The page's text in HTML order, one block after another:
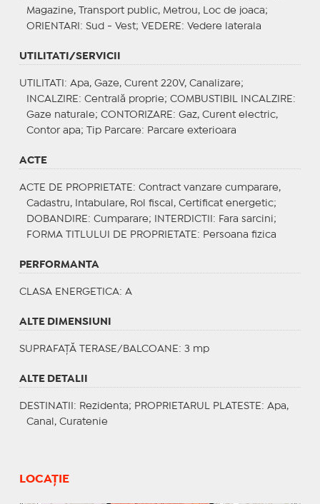
Magazine, Transport public, Metrou, Loc de joaca;
ORIENTARI : Sud - Vest; VEDERE : Vedere laterala
UTILITATI/SERVICII
UTILITATI : Apa, Gaze, Curent 220V, Canalizare;
INCALZIRE : Centrală proprie; COMBUSTIBIL INCALZIRE :
Gaze naturale; CONTORIZARE : Gaz, Curent electric,
Contor apa;
Tip Parcare: Parcare exterioara
ACTE
ACTE DE PROPRIETATE : Contract vanzare cumparare,
Cadastru, Intabulare, Rol fiscal, Certificat energetic;
DOBANDIRE : Cumparare; INTERDICTII : Fara sarcini;
FORMA TITLULUI DE PROPRIETATE : Persoana fizica
PERFORMANTA
CLASA ENERGETICA: A
ALTE DIMENSIUNI
SUPRAFAȚĂ TERASE/BALCOANE: 3 mp
ALTE DETALII
DESTINATII : Rezidenta; PROPRIETARUL PLATESTE : Apa,
Canal, Curatenie
LOCAȚIE